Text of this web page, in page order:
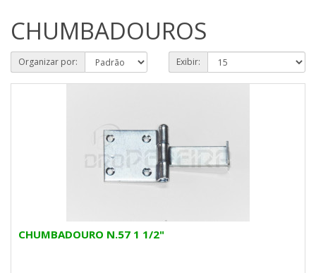
CHUMBADOUROS
Organizar por: Exibir:
CHUMBADOURO N.57 1 1/2"